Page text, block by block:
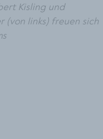
Kisling und
(von links) freuen sich